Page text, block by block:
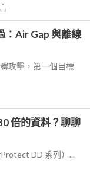
：Air Gap 與離線
攻擊，第一個目標
倍的資料？聊聊
DD 系列）...